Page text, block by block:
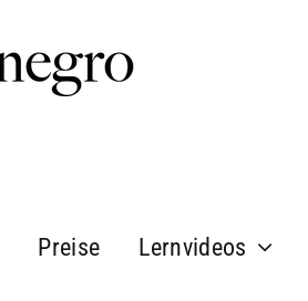
Preise Lernvideos